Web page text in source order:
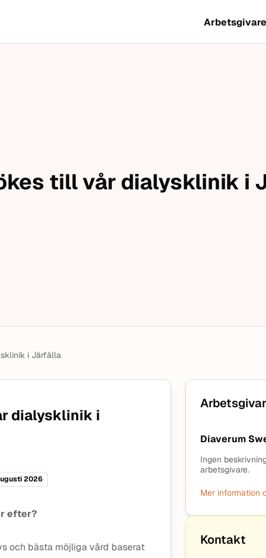
Arbetsgivare
till vår dialysklinik i
i Järfälla
dialysklinik i
2026
efter?
och bästa möjliga vård baserat
Diaverum
Ingen
arbetsgivare.
Mer information
Kontakt